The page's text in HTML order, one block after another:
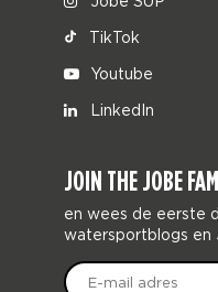
TikTok
Youtube
LinkedIn
JOIN THE JOBE
en wees de eerste
watersportblogs en